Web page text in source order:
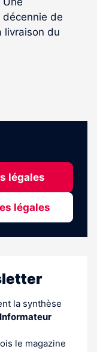
décennie de
livraison du
légales
légales
la synthèse
Informateur
le magazine